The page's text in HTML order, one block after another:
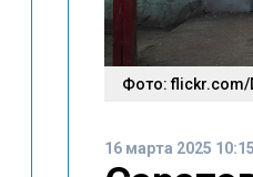
Фото: flickr.com/
16 марта 2025 10:15